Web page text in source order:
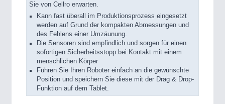
Sie von Cellro erwarten.
Kann fast überall im Produktionsprozess eingesetzt
werden auf Grund der kompakten Abmessungen und
des Fehlens einer Umzäunung.
Die Sensoren sind empfindlich und sorgen für einen
sofortigen Sicherheitsstopp bei Kontakt mit einem
menschlichen Körper
Führen Sie Ihren Roboter einfach an die gewünschte
Position und speichern Sie diese mit der Drag & Drop-
Funktion auf dem Tablet.